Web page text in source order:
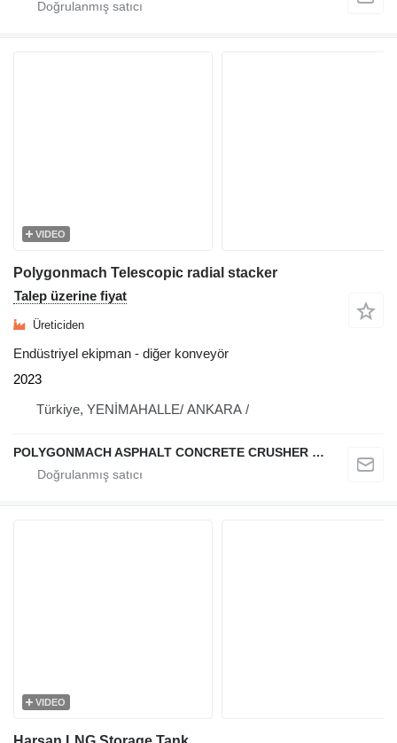
VIDEO
Polygonmach Telescopic radial stacker
Talep üzerine fiyat
Üreticiden
Endüstriyel ekipman - diğer konveyör
2023
Türkiye, YENİMAHALLE/ ANKARA /
POLYGONMACH ASPHALT CONCRETE CRUSHER SYSTEMS
VIDEO